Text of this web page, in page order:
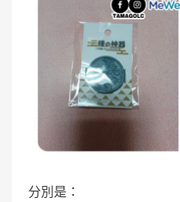
分別是：